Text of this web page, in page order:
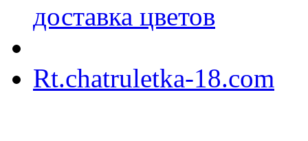
доставка цветов
Rt.chatruletka-18.com